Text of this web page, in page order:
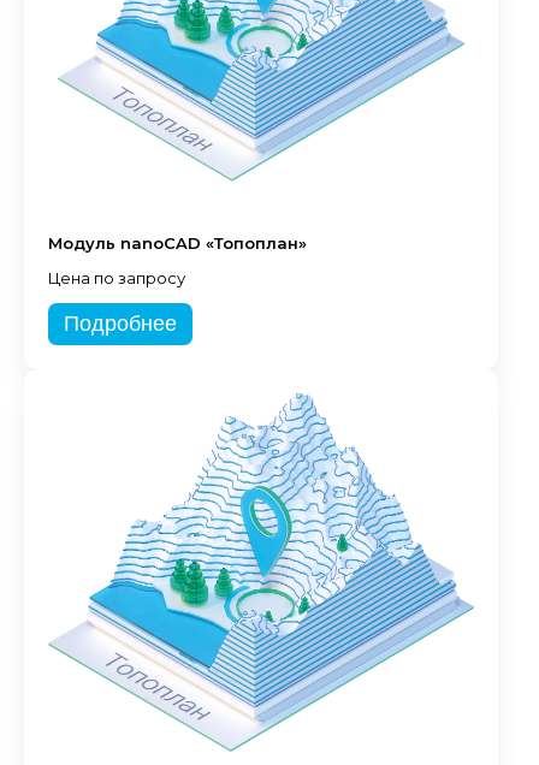
Модуль nanoCAD «Топоплан»
Цена по запросу
Подробнее